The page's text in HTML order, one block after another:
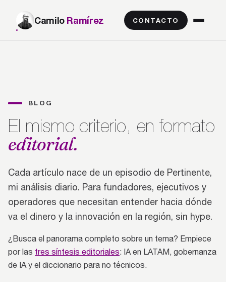
Camilo Ramírez CONTACTO
BLOG
El mismo criterio, en formato
editorial.
Cada artículo nace de un episodio de Pertinente,
mi análisis diario. Para fundadores, ejecutivos y
operadores que necesitan entender hacia dónde
va el dinero y la innovación en la región, sin hype.
¿Busca el panorama completo sobre un tema? Empiece
por las tres síntesis editoriales: IA en LATAM, gobernanza
de IA y el diccionario para no técnicos.